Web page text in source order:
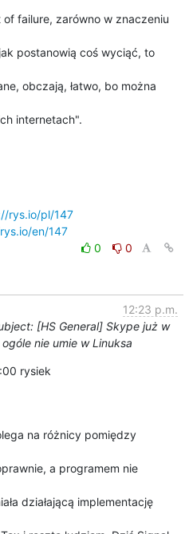
failure, zarówno w znaczeniu
postanowią coś wyciąć, to
obczają, łatwo, bo można
internetach".
rys.io/pl/147
en/147
0
0
12:23 p.m.
[HS General] Skype już w
ogóle nie umie w Linuksa
na różnicy pomiędzy
a programem nie
działającą implementację